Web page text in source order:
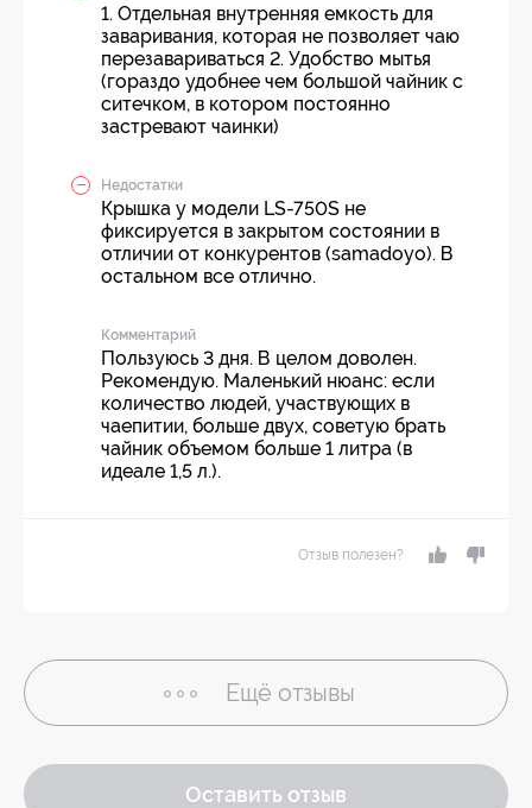
1. Отдельная внутренняя емкость для
заваривания, которая не позволяет чаю
перезавариваться 2. Удобство мытья
(гораздо удобнее чем большой чайник с
ситечком, в котором постоянно
застревают чаинки)
Недостатки
Крышка у модели LS-750S не
фиксируется в закрытом состоянии в
отличии от конкурентов (samadoyo). В
остальном все отлично.
Комментарий
Пользуюсь 3 дня. В целом доволен.
Рекомендую. Маленький нюанс: если
количество людей, участвующих в
чаепитии, больше двух, советую брать
чайник объемом больше 1 литра (в
идеале 1,5 л.).
Отзыв полезен?
Ещё отзывы
Оставить отзыв